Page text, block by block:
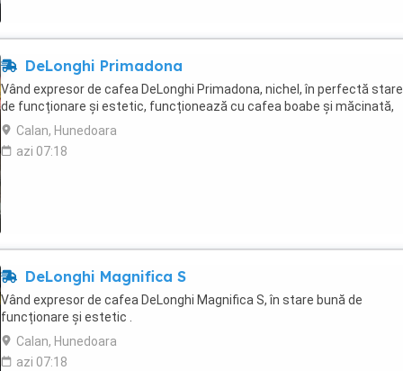
DeLonghi Primadona
Vând expresor de cafea DeLonghi Primadona, nichel, în perfectă stare
de funcționare și estetic, funcționează cu cafea boabe și măcinată,
Calan, Hunedoara
azi 07:18
DeLonghi Magnifica S
Vând expresor de cafea DeLonghi Magnifica S, în stare bună de
funcționare și estetic .
Calan, Hunedoara
azi 07:18